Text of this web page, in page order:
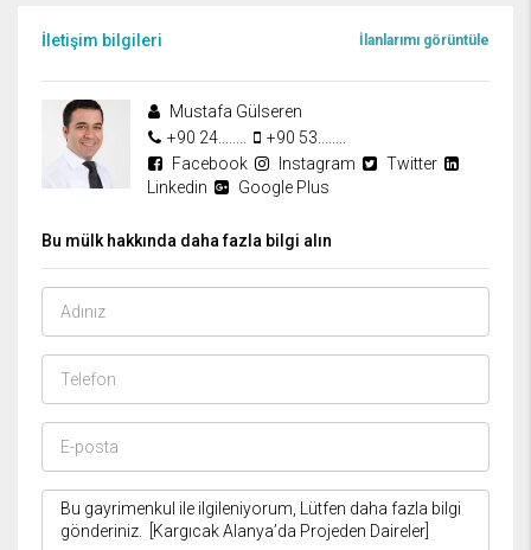
İletişim bilgileri İlanlarımı görüntüle
Mustafa Gülseren
+90 24........
+90 53........
Facebook
Instagram
Twitter
Linkedin
Google Plus
Bu mülk hakkında daha fazla bilgi alın